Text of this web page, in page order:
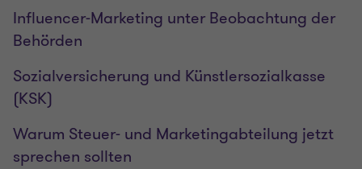
Influencer-Marketing unter Beobachtung der
Behörden
Sozialversicherung und Künstlersozialkasse
(KSK)
Warum Steuer- und Marketingabteilung jetzt
sprechen sollten